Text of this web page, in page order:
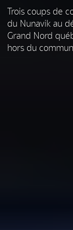
Trois coups de
du Nunavik au
Grand Nord
hors du commun